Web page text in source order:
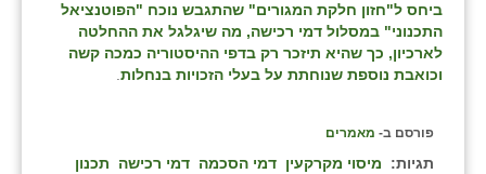
ביחס ל"חזון חלקת המגורים" שהתגבש נוכח "הפוטנציאל
התכנוני" במסלול דמי רכישה, מה שיגלגל את ההחלטה
לארכיון, כך שהיא תיזכר רק בדפי ההיסטוריה כמכה קשה
וכואבת נוספת שנוחתת על בעלי הזכויות בנחלות.
פורסם ב- מאמרים
תגיות: מיסוי מקרקעין דמי הסכמה דמי רכישה
תכנון